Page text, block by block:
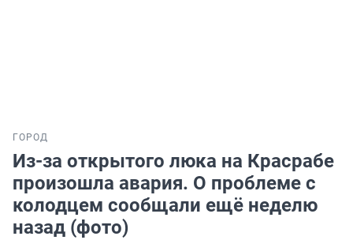
ГОРОД
Из-за открытого люка на Красрабе
произошла авария. О проблеме с
колодцем сообщали ещё неделю
назад (фото)